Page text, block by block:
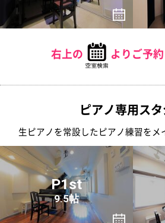
右上の よりご予約
ピアノ専用ス
生ピアノを常設したピアノ練習をメ
P1st
9.5帖